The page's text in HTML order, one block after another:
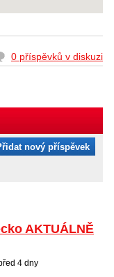
0 příspěvků v diskuzi
nový příspěvek
AKTUÁLNĚ
4 dny